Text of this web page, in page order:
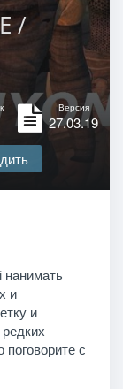
/
Версия
27.03.19
нанимать
и
и
с